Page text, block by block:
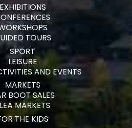
EXHIBITIONS
TOURS
SPORT
LEISURE
AND EVENTS
MARKETS
BOOT SALES
MARKETS
THE KIDS